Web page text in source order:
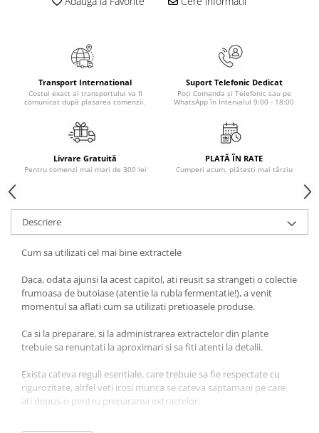
Carti pentru Adolescenti, Young
Crime, Thriller, Mistery
Literatura Romana
Literatura Universala
Poezie
Romane de dragoste, Carti
romantice
Senzatii/Dragoste
Senzatii/Erotic
Senzatii/Thriller
SF & Fantasy
Teatru
Umor
Birotica & Papetarie
Transport International
Costul exact al transportului va fi
comunicat după plasarea comenzii.
Suport Telefonic Dedicat
Poți Comanda și Telefonic sau pe
WhatsApp în Intervalul 9:00 - 18:00
Livrare Gratuită
Pentru comenzi mai mari de 300 lei
PLATĂ ÎN RATE
Cumperi acum, plătești mai târziu
Descriere
Cum sa utilizati cel mai bine extractele
Daca, odata ajunsi la acest capitol, ati reusit sa strangeti o colectie
frumoasa de butoiase (atentie la rubla fermentatie!), a venit
momentul sa aflati cum sa utilizati pretioasele produse.
Ca si la preparare, si la administrarea extractelor din plante
trebuie sa renuntati la aproximari si sa fiti atenti la detalii.
Exista cateva reguli esentiale, care trebuie sa fie respectate cu
rigurozitate, altfel veti irosi munca se cateva saptamani pe care
ati depus-o pentru prepararea extractelor.
De multe ori, aceste reguli sunt de bun simt, ca, de exemplu, sa